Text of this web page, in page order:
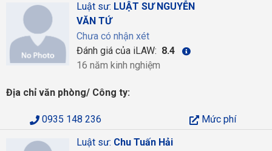
Luật sư: LUẬT SƯ NGUYỄN
VĂN TỨ
Chưa có nhận xét
Đánh giá của iLAW: 8.4
16 năm kinh nghiệm
Địa chỉ văn phòng/ Công ty:
0935 148 236
Mức phí
Luật sư: Chu Tuấn Hải